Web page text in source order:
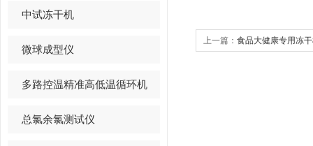
中试冻干机
微球成型仪
多路控温精准高低温循环机
总氯余氯测试仪
上一篇： 食品大健康专用冻